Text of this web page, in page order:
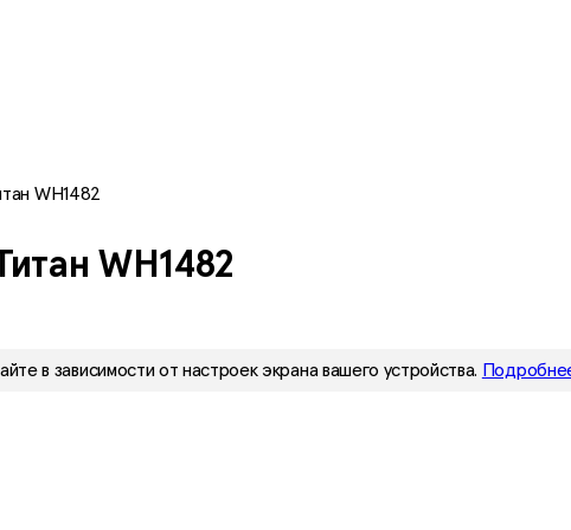
WH1482
WH1482
в зависимости от настроек экрана вашего устройства.